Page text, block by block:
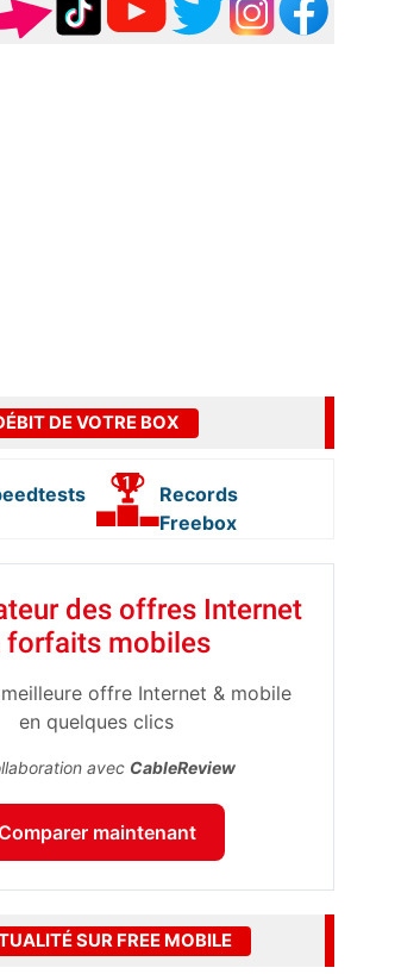
DE VOTRE BOX
Records
Freebox
des offres Internet
forfaits mobiles
offre Internet & mobile
en quelques clics
avec CableReview
maintenant
SUR FREE MOBILE